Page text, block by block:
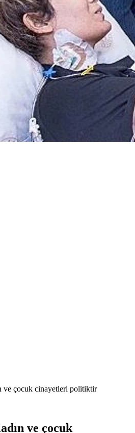
ve çocuk cinayetleri politiktir
ve çocuk